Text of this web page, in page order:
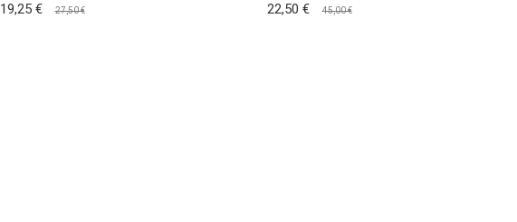
19,25 €
27,50 € 22,50 € 45,00 €